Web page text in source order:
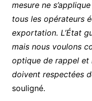
mesure ne
tous les opérateurs
exportation. L’État
mais nous voulons
optique de rappel et
doivent respectées
souligné.